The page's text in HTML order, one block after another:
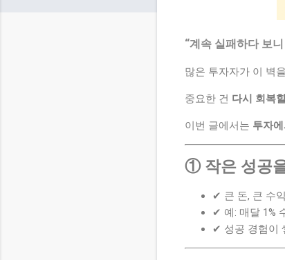
“계속 실패하다 보
많은 투자자가 이 벽
중요한 건 다시 회복
이번 글에서는 투자
① 작은 성공
✔ 큰 돈, 큰 수
✔ 예: 매달 1%
✔ 성공 경험이